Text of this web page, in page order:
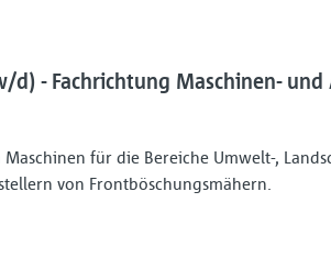
- Fachrichtung Maschinen- und
für die Bereiche Umwelt-,
von Frontböschungsmähern.